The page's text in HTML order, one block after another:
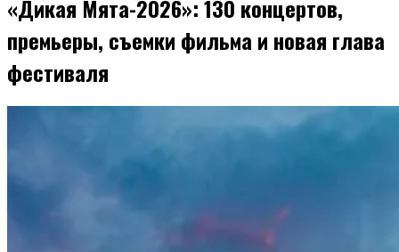
«Дикая Мята-2026»: 130 концертов,
премьеры, съемки фильма и новая глава
фестиваля